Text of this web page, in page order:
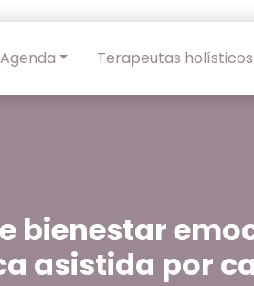
Agenda Terapeutas holísticos
bienestar
asistida por